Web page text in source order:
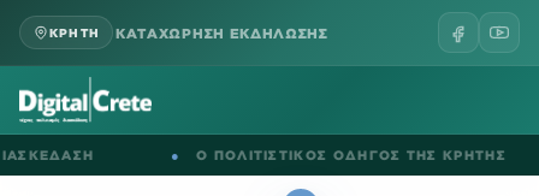
ΚΡΗΤΗ ΚΑΤΑΧΩΡΗΣΗ ΕΚΔΗΛΩΣΗΣ
Ο ΠΟΛΙΤΙΣΤΙΚΟΣ ΟΔΗΓΟΣ ΤΗΣ ΚΡΗΤΗΣ